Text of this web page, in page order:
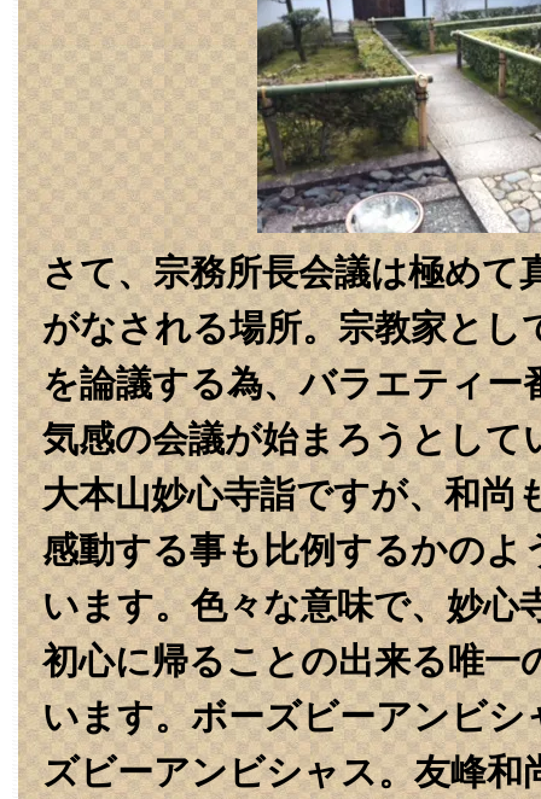
さて、宗務所長会議は極めて
がなされる場所。宗教家とし
を論議する為、バラエティー
気感の会議が始まろうとしています。‏
大本山妙心寺詣ですが、和尚
感動する事も比例するかのよ
います。色々な意味で、妙心
初心に帰ることの出来る唯一
います。‏ボーズビーアンビシャス‏、ボーズ、ボー
ズビーアンビシャス。友峰和